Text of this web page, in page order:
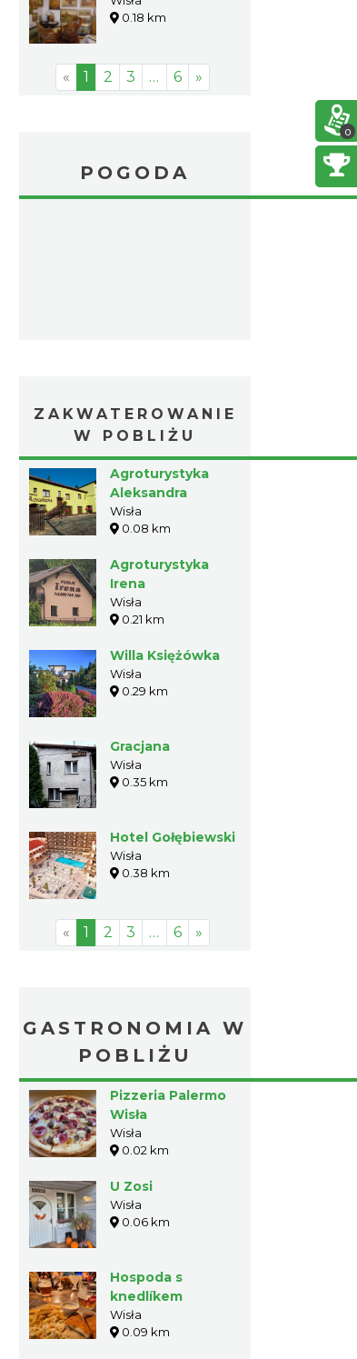
0.18 km
« 1 2 3 … 6 »
POGODA
ZAKWATEROWANIE
W POBLIŻU
Agroturystyka
Aleksandra
Wisła
0.08 km
Agroturystyka
Irena
Wisła
0.21 km
Willa Księżówka
Wisła
0.29 km
Gracjana
Wisła
0.35 km
Hotel Gołębiewski
Wisła
0.38 km
« 1 2 3 … 6 »
GASTRONOMIA W
POBLIŻU
Pizzeria Palermo
Wisła
Wisła
0.02 km
U Zosi
Wisła
0.06 km
Hospoda s
knedlíkem
Wisła
0.09 km
0